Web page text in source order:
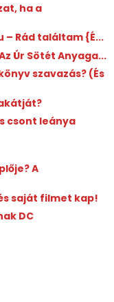
ha a
– Rád találtam {É...
Úr Sötét Anyaga...
szavazás? (És
csont leánya
A
saját filmet kap!
DC